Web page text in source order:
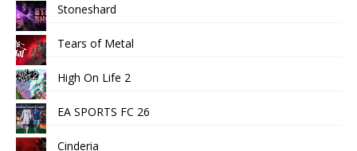
Stoneshard
Tears of Metal
High On Life 2
EA SPORTS FC 26
Cinderia